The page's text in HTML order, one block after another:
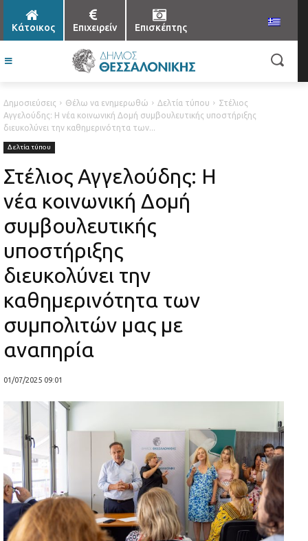
Κάτοικος Επιχειρείν Επισκέπτης
Δημοσιεύσεις Θέλω να ενημερωθώ Δελτία τύπου
Στέλιος
Αγγελούδης: Η νέα κοινωνική Δομή συμβουλευτικής υποστήριξης
διευκολύνει την καθημερινότητα των...
Δελτία τύπου
Στέλιος Αγγελούδης: Η
νέα κοινωνική Δομή
συμβουλευτικής
υποστήριξης
διευκολύνει την
καθημερινότητα των
συμπολιτών μας με
αναπηρία
01/07/2025 09:01